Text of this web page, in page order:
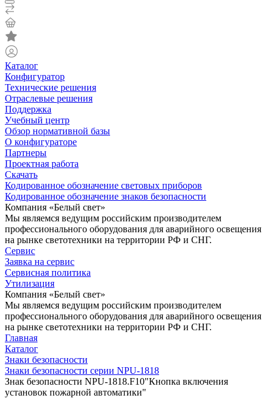
Каталог
Конфигуратор
Технические решения
Отраслевые решения
Поддержка
Учебный центр
Обзор нормативной базы
О конфигураторе
Партнеры
Проектная работа
Скачать
Кодированное обозначение световых приборов
Кодированное обозначение знаков безопасности
Компания «Белый свет»
Мы являемся ведущим российским производителем
профессионального оборудования для аварийного освещения
на рынке светотехники на территории РФ и СНГ.
Сервис
Заявка на сервис
Сервисная политика
Утилизация
Компания «Белый свет»
Мы являемся ведущим российским производителем
профессионального оборудования для аварийного освещения
на рынке светотехники на территории РФ и СНГ.
Главная
Каталог
Знаки безопасности
Знаки безопасности серии NPU-1818
Знак безопасности NPU-1818.F10"Кнопка включения
установок пожарной автоматики"